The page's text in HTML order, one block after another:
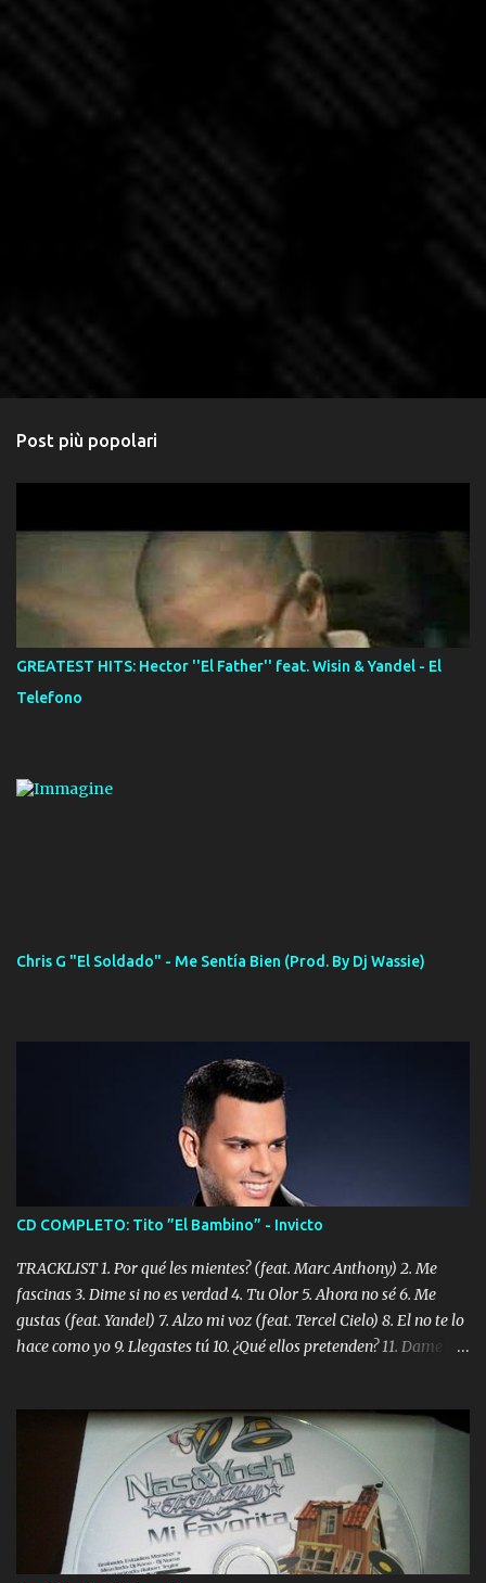
Post più popolari
GREATEST HITS: Hector ''El Father'' feat. Wisin & Yandel - El
Telefono
Chris G "El Soldado" - Me Sentía Bien (Prod. By Dj Wassie)
CD COMPLETO: Tito ”El Bambino” - Invicto
TRACKLIST 1. Por qué les mientes? (feat. Marc Anthony) 2. Me
fascinas 3. Dime si no es verdad 4. Tu Olor 5. Ahora no sé 6. Me
gustas (feat. Yandel) 7. Alzo mi voz (feat. Tercel Cielo) 8. El no te lo
hace como yo 9. Llegastes tú 10. ¿Qué ellos pretenden? 11. Dame la
Digital Booklet – Invicto ----------------------------- Nota:
Album proposto al massimo della qualità in formato iTunes Plus
AAC M4A; comprato su iTunes e a disposizione vostra per il
download. REGGAETON ITALIA Nosotros Somos Los Del
Momento!